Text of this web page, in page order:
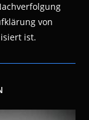
von
ist.